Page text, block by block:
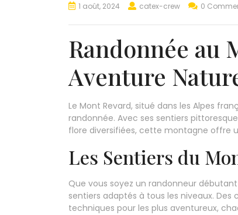
1 août, 2024 catex-crew 0
Randonnée au
Aventure
Le Mont Revard, situé dans les Alpes
randonnée. Avec ses sentiers
flore diversifiées, cette montagne offre
Les Sentiers du
Que vous soyez un randonneur
sentiers adaptés à tous les niveaux.
techniques pour les plus aventureux,